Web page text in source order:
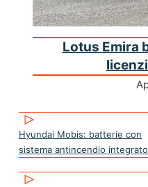
Lotus Emira
Hyundai Mobis: batterie con
sistema antincendio integrato